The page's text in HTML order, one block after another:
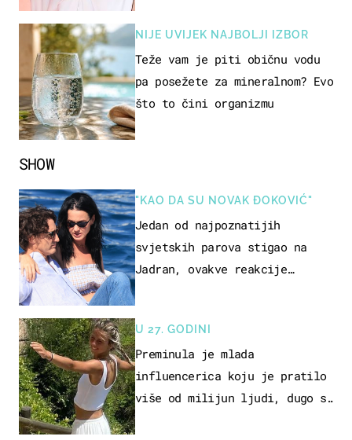
SHOW
"KAO DA SU NOVAK ĐOKOVIĆ"
Jedan od najpoznatijih
svjetskih parova stigao na
Jadran, ovakve reakcije
U 27. GODINI
Preminula je mlada
influencerica koju je pratilo
više od milijun ljudi, dugo se
NIJE UVIJEK NAJBOLJI IZBOR
Teže vam je piti običnu vodu
pa posežete za mineralnom? Evo
što to čini organizmu